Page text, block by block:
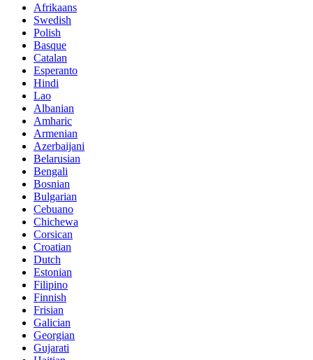
Afrikaans
Swedish
Polish
Basque
Catalan
Esperanto
Hindi
Lao
Albanian
Amharic
Armenian
Azerbaijani
Belarusian
Bengali
Bosnian
Bulgarian
Cebuano
Chichewa
Corsican
Croatian
Dutch
Estonian
Filipino
Finnish
Frisian
Galician
Georgian
Gujarati